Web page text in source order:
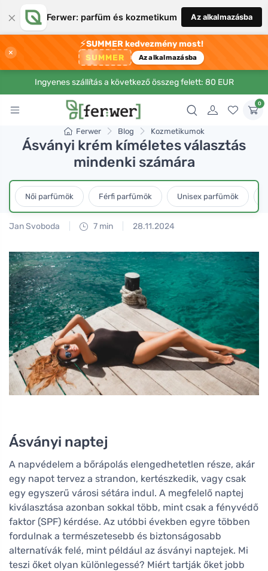
× Ferwer: parfüm és kozmetikum Az alkalmazásba
×
⚡SUMMER kedvezmény most!
SUMMER Az alkalmazásba
Ingyenes szállítás a következő összeg felett: 80 EUR
0
Ferwer Blog Kozmetikumok
Ásványi krém kíméletes választás
mindenki számára
Női parfümök Férfi parfümök Unisex parfümök
Jan Svoboda 7 min 28.11.2024
Ásványi naptej
A napvédelem a bőrápolás elengedhetetlen része, akár
egy napot tervez a strandon, kertészkedik, vagy csak
egy egyszerű városi sétára indul. A megfelelő naptej
kiválasztása azonban sokkal több, mint csak a fényvédő
faktor (SPF) kérdése. Az utóbbi években egyre többen
fordulnak a természetesebb és biztonságosabb
alternatívák felé, mint például az ásványi naptejek. Mi
teszi őket olyan különlegessé? Miért tartják őket jobb